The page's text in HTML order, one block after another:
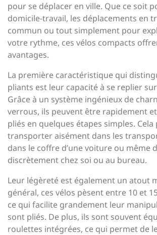
pour se déplacer en ville. Que ce soit
domicile-travail, les déplacements en
commun ou tout simplement pour
votre rythme, ces vélos compacts
avantages.
La première caractéristique qui
pliants est leur capacité à se replier
Grâce à un système ingénieux de
verrous, ils peuvent être rapidement
pliés en quelques étapes simples.
transporter aisément dans les
dans le coffre d’une voiture ou même
discrètement chez soi ou au bureau.
Leur légèreté est également un atout
général, ces vélos pèsent entre 10 et
ce qui facilite grandement leur
sont pliés. De plus, ils sont souvent
roulettes intégrées, ce qui permet de